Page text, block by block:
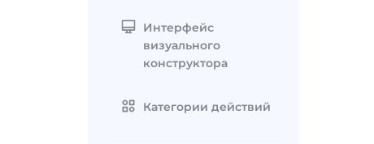
Интерфейс
визуального
конструктора
Категории действий